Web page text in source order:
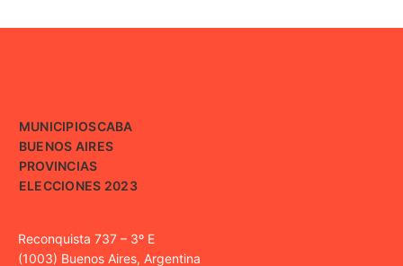
MUNICIPIOSCABA
BUENOS AIRES
PROVINCIAS
ELECCIONES 2023
Reconquista 737 – 3º E
(1003) Buenos Aires, Argentina